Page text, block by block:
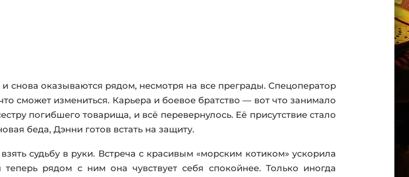
снова оказываются рядом, несмотря на все преграды. Спецоператор
сможет измениться. Карьера и боевое братство — вот что занимало
погибшего товарища, и всё перевернулось. Её присутствие стало
беда, Дэнни готов встать на защиту.
судьбу в руки. Встреча с красивым «морским котиком» ускорила
рядом с ним она чувствует себя спокойнее. Только иногда